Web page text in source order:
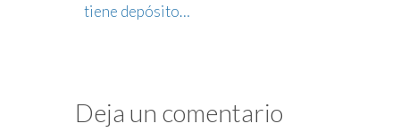
tiene depósito…
Deja un comentario